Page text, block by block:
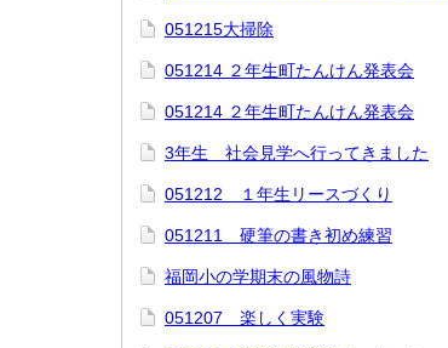
051215大掃除
051214 ２年生町たんけん発表会
051214 ２年生町たんけん発表会
3年生 社会見学へ行ってきました
051212 １年生リースづくり
051211 硬筆の書き初め練習
福岡小の学期末の風物詩
051207 楽しく実験